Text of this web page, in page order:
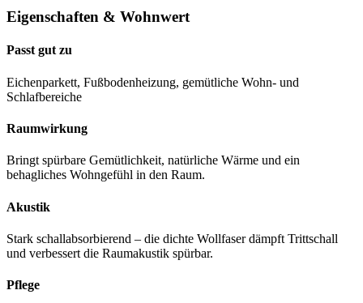
Eigenschaften & Wohnwert
Passt gut zu
Eichenparkett, Fußbodenheizung, gemütliche Wohn- und
Schlafbereiche
Raumwirkung
Bringt spürbare Gemütlichkeit, natürliche Wärme und ein
behagliches Wohngefühl in den Raum.
Akustik
Stark schallabsorbierend – die dichte Wollfaser dämpft Trittschall
und verbessert die Raumakustik spürbar.
Pflege